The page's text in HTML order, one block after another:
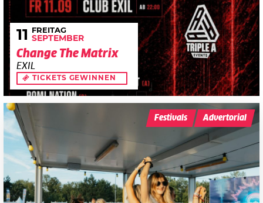
11 FREITAG
SEPTEMBER
Change The Matrix
EXIL
TICKETS GEWINNEN
Festivals Advertorial